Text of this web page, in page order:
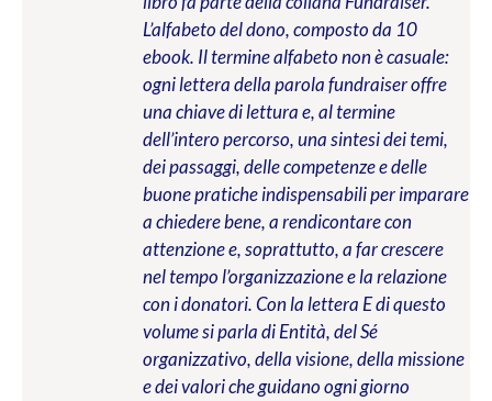
L’alfabeto del dono, composto da 10
ebook. Il termine alfabeto non è casuale:
ogni lettera della parola fundraiser offre
una chiave di lettura e, al termine
dell’intero percorso, una sintesi dei temi,
dei passaggi, delle competenze e delle
buone pratiche indispensabili per imparare
a chiedere bene, a rendicontare con
attenzione e, soprattutto, a far crescere
nel tempo l’organizzazione e la relazione
con i donatori. Con la lettera E di questo
volume si parla di Entità, del Sé
organizzativo, della visione, della missione
e dei valori che guidano ogni giorno